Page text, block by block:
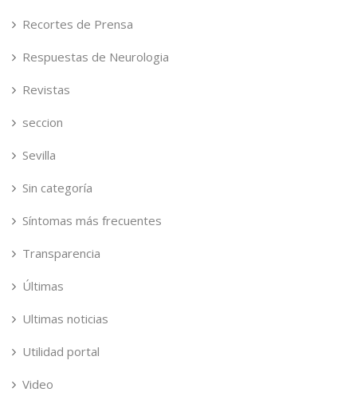
Recortes de Prensa
Respuestas de Neurologia
Revistas
seccion
Sevilla
Sin categoría
Síntomas más frecuentes
Transparencia
Últimas
Ultimas noticias
Utilidad portal
Video